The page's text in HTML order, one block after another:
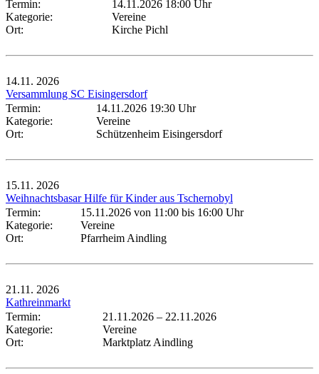
Termin:
14.11.2026 18:00 Uhr
Kategorie:
Vereine
Ort:
Kirche Pichl
14.11. 2026
Versammlung SC Eisingersdorf
Termin:
14.11.2026 19:30 Uhr
Kategorie:
Vereine
Ort:
Schützenheim Eisingersdorf
15.11. 2026
Weihnachtsbasar Hilfe für Kinder aus Tschernobyl
Termin:
15.11.2026 von 11:00 bis 16:00 Uhr
Kategorie:
Vereine
Ort:
Pfarrheim Aindling
21.11. 2026
Kathreinmarkt
Termin:
21.11.2026 – 22.11.2026
Kategorie:
Vereine
Ort:
Marktplatz Aindling